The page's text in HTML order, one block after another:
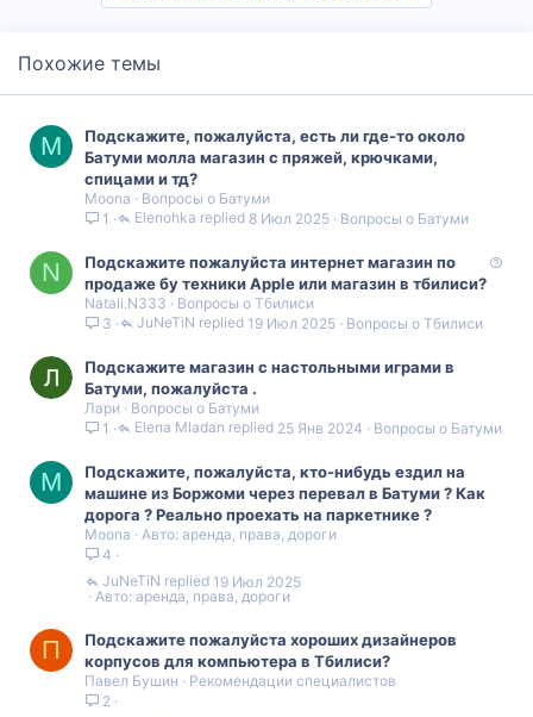
Похожие темы
M
Подскажите, пожалуйста, есть ли где-то около
Батуми молла магазин с пряжей, крючками,
спицами и тд?
Moona
Вопросы о Батуми
1
Вопросы о Батуми
8 Июл 2025
Elenohka
N
Подскажите пожалуйста интернет магазин по
продаже бу техники Apple или магазин в тбилиси?
Natali.N333
Вопросы о Тбилиси
3
Вопросы о Тбилиси
19 Июл 2025
JuNeTiN
Подскажите магазин с настольными играми в
Батуми, пожалуйста .
Лари
Вопросы о Батуми
1
Вопросы о Батуми
25 Янв 2024
Elena Mladan
M
Подскажите, пожалуйста, кто-нибудь ездил на
машине из Боржоми через перевал в Батуми ? Как
дорога ? Реально проехать на паркетнике ?
Moona
Авто: аренда, права, дороги
4
Авто: аренда, права, дороги
19 Июл 2025
JuNeTiN
П
Подскажите пожалуйста хороших дизайнеров
корпусов для компьютера в Тбилиси?
Павел Бушин
Рекомендации специалистов
2